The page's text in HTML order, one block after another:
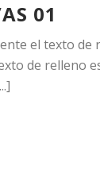
01
el texto
de relleno